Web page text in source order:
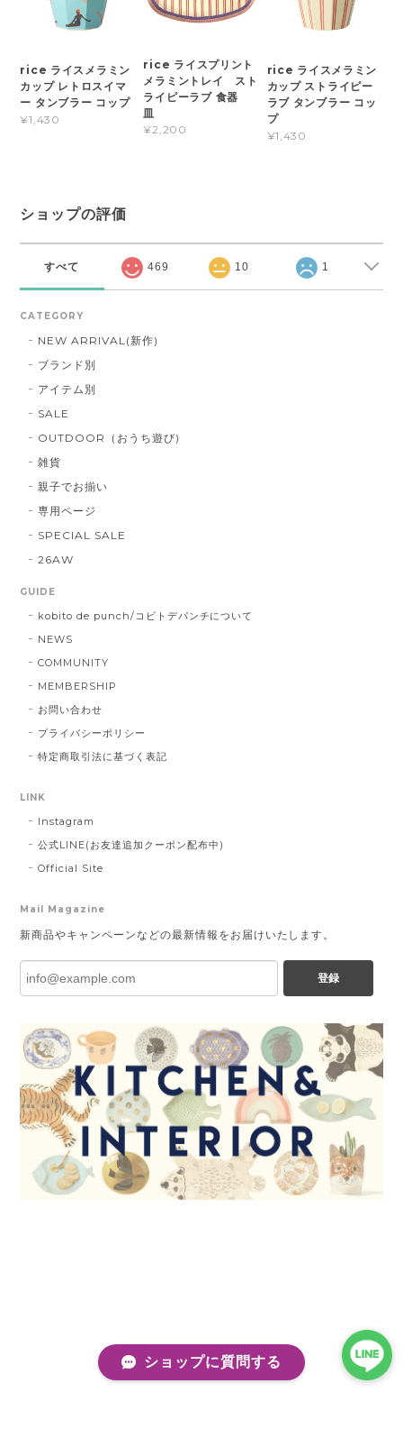
rice ライスメラミン
カップ レトロスイマ
ー タンブラー コップ
¥1,430
rice ライスプリント
メラミントレイ スト
ライピーラブ 食器
皿
¥2,200
rice ライスメラミン
カップ ストライピー
ラブ タンブラー コッ
プ
¥1,430
ショップの評価
すべて 469 10 1
CATEGORY
NEW ARRIVAL(新作)
ブランド別
アイテム別
SALE
OUTDOOR（おうち遊び)
雑貨
親子でお揃い
専用ページ
SPECIAL SALE
26AW
GUIDE
kobito de punch/コビトデパンチについて
NEWS
COMMUNITY
MEMBERSHIP
お問い合わせ
プライバシーポリシー
特定商取引法に基づく表記
LINK
Instagram
公式LINE(お友達追加クーポン配布中)
Official Site
Mail Magazine
新商品やキャンペーンなどの最新情報をお届けいたします。
登録
ショップに質問する